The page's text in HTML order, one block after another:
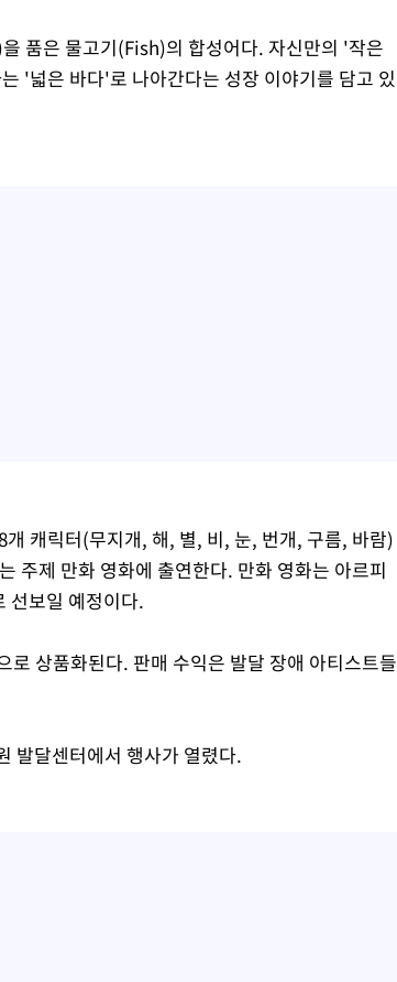
품은 물고기(Fish)의 합성어다. 자신만의 '작은
'넓은 바다'로 나아간다는 성장 이야기를 담고 있
캐릭터(무지개, 해, 별, 비, 눈, 번개, 구름, 바람)
주제 만화 영화에 출연한다. 만화 영화는 아르피
선보일 예정이다.
상품화된다. 판매 수익은 발달 장애 아티스트들
발달센터에서 행사가 열렸다.